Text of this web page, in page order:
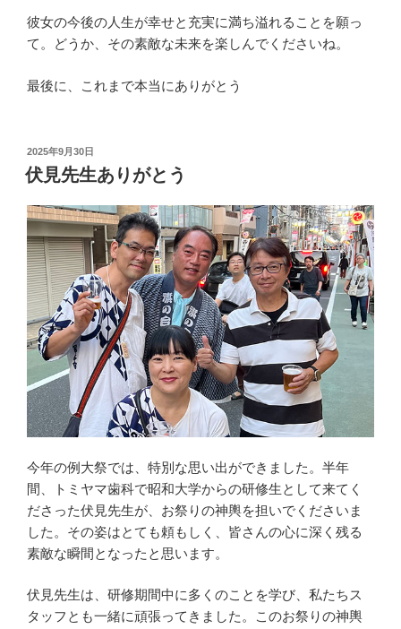
彼女の今後の人生が幸せと充実に満ち溢れることを願っ
て。どうか、その素敵な未来を楽しんでくださいね。
最後に、これまで本当にありがとう
投
稿
日:
2025年9月30日
伏見先生ありがとう
今年の例大祭では、特別な思い出ができました。半年
間、トミヤマ歯科で昭和大学からの研修生として来てく
ださった伏見先生が、お祭りの神輿を担いでくださいま
した。その姿はとても頼もしく、皆さんの心に深く残る
素敵な瞬間となったと思います。
伏見先生は、研修期間中に多くのことを学び、私たちス
タッフとも一緒に頑張ってきました。このお祭りの神輿